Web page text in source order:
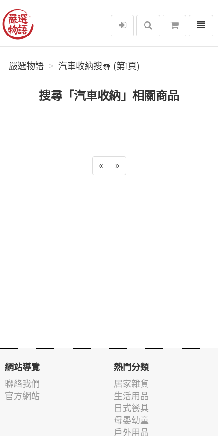
嚴選物語
選單
嚴選物語 汽車收納搜尋 (第1頁)
搜尋「汽車收納」相關商品
« »
網站導覽
聯絡我們
官方網站
熱門分類
居家雜貨
生活用品
日式餐具
母嬰幼童
戶外用品